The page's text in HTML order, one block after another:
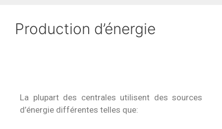
Production d’énergie
La plupart des centrales utilisent des sources
d’énergie différentes telles que: